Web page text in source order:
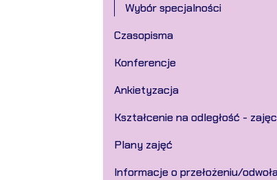
Wybór specjalności
Czasopisma
Konferencje
Ankietyzacja
Kształcenie na odległość -
Plany zajęć
Informacje o przełożeniu/